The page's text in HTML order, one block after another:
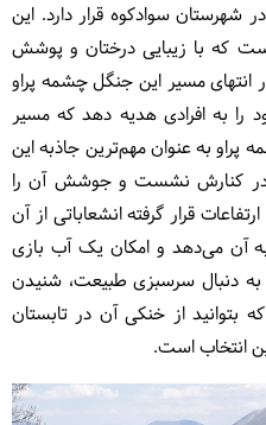
شهرستان سوادکوه قرار دارد. این
که با زیبایی درختان و پوشش
مسیر این جنگل چشمه پراو
به افرادی هدیه دهد که مسیر
به عنوان مهم‌ترین جاذبه این
در کنارش نشست و جوشش آن را
قرار گرفته انشعاباتی از آن
به آن می‌دهد و امکان یک آب بازی
به دنبال سرسبزی طبیعت، شنیدن
از خنکی آن در تابستان
انتخاب است.